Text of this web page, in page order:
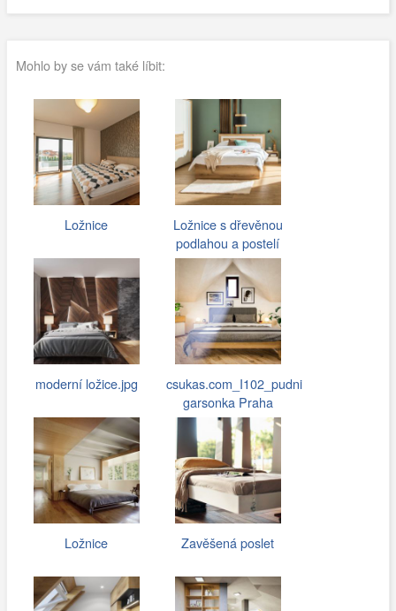
Mohlo by se vám také líbit:
Ložnice
Ložnice s dřevěnou
podlahou a postelí
moderní ložice.jpg
csukas.com_I102_pudni
garsonka Praha
003.jpg
Ložnice Zavěšená poslet